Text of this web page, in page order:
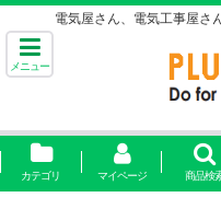
電気屋さん、電気工事屋さ
メニュー
カテゴリ マイページ 商品検